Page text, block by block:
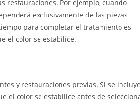
restauraciones. Por ejemplo, cuando
exclusivamente de las piezas
para completar el tratamiento es
el color se estabilice.
y restauraciones previas. Si se incluye
el color se estabilice antes de